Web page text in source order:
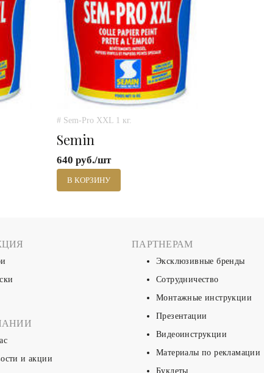
# Sem-Pro XXL 1 кг.
Semin
640 руб./шт
В КОРЗИНУ
и акции
ПАРТНЕРАМ
Эксклюзивные бренды
Сотрудничество
Монтажные инструкции
Презентации
Видеоинструкции
Материалы по рекламации
Буклеты